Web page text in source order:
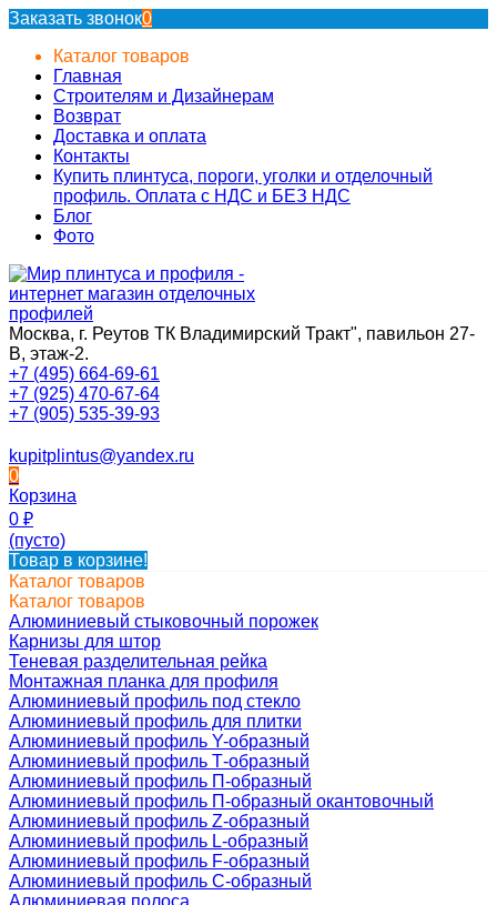
Заказать звонок0
Каталог товаров
Главная
Строителям и Дизайнерам
Возврат
Доставка и оплата
Контакты
Купить плинтуса, пороги, уголки и отделочный
профиль. Оплата с НДС и БЕЗ НДС
Блог
Фото
Москва, г. Реутов ТК Владимирский Тракт", павильон 27-
В, этаж-2.
+7 (495) 664-69-61
+7 (925) 470-67-64
+7 (905) 535-39-93
kupitplintus@yandex.ru
0
Корзина
0 ₽
(пусто)
Товар в корзине!
Каталог товаров
Каталог товаров
Алюминиевый стыковочный порожек
Карнизы для штор
Теневая разделительная рейка
Монтажная планка для профиля
Алюминиевый профиль под стекло
Алюминиевый профиль для плитки
Алюминиевый профиль Y-образный
Алюминиевый профиль Т-образный
Алюминиевый профиль П-образный
Алюминиевый профиль П-образный окантовочный
Алюминиевый профиль Z-образный
Алюминиевый профиль L-образный
Алюминиевый профиль F-образный
Алюминиевый профиль C-образный
Алюминиевая полоса